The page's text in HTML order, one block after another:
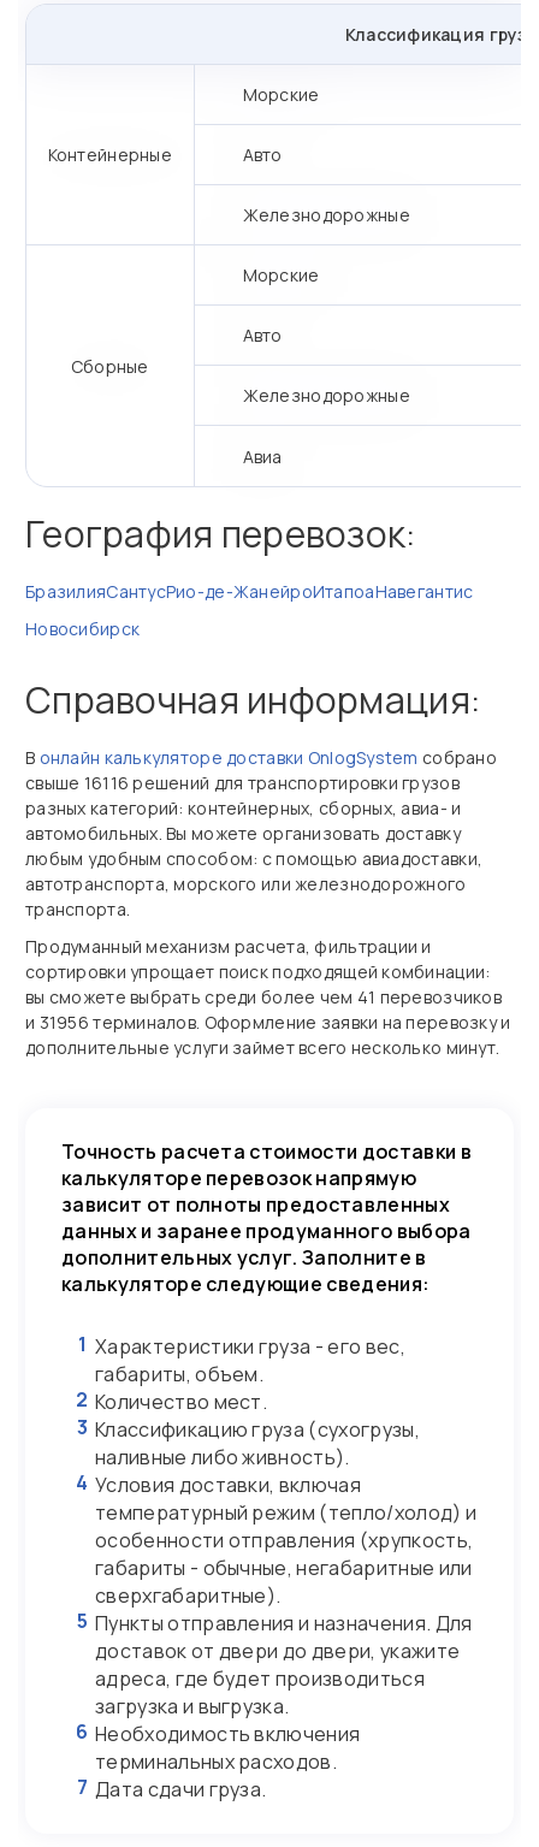
Классификация
Контейнерные
Морские
Авто
Железнодорожные
Сборные
Морские
Авто
Железнодорожные
Авиа
География перевозок:
БразилияСантусРио-де-ЖанейроИтапоаНавегантис
Новосибирск
Справочная информация:
В онлайн калькуляторе доставки OnlogSystem собрано
свыше 16116 решений для транспортировки грузов
разных категорий: контейнерных, сборных, авиа- и
автомобильных. Вы можете организовать доставку
любым удобным способом: с помощью авиадоставки,
автотранспорта, морского или железнодорожного
транспорта.
Продуманный механизм расчета, фильтрации и
сортировки упрощает поиск подходящей комбинации:
вы сможете выбрать среди более чем 41 перевозчиков
и 31956 терминалов. Оформление заявки на перевозку и
дополнительные услуги займет всего несколько минут.
Точность расчета стоимости доставки в
калькуляторе перевозок напрямую
зависит от полноты предоставленных
данных и заранее продуманного выбора
дополнительных услуг. Заполните в
калькуляторе следующие сведения:
1 Характеристики груза - его вес,
габариты, объем.
2 Количество мест.
3 Классификацию груза (сухогрузы,
наливные либо живность).
4 Условия доставки, включая
температурный режим (тепло/холод) и
особенности отправления (хрупкость,
габариты - обычные, негабаритные или
сверхгабаритные).
5 Пункты отправления и назначения. Для
доставок от двери до двери, укажите
адреса, где будет производиться
загрузка и выгрузка.
6 Необходимость включения
терминальных расходов.
7 Дата сдачи груза.